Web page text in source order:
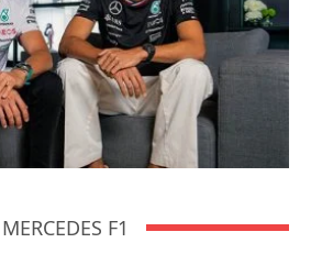
MERCEDES F1